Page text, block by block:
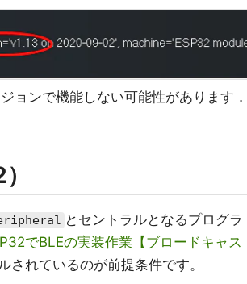
ョンで機能しない可能性があります．
とセントラルとなるプログラ
でBLEの実装作業【ブロードキャス
されているのが前提条件です。